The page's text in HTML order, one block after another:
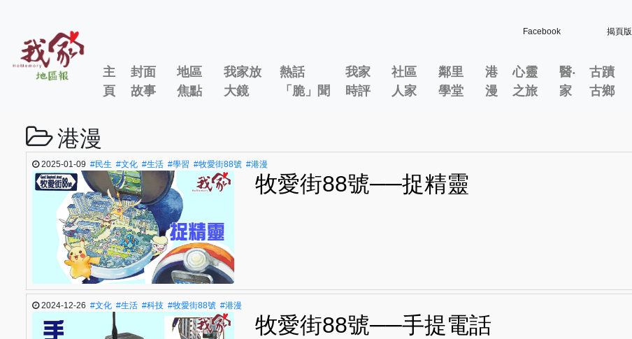
Facebook 揭頁版
主
頁
封面
故事
地區
焦點
我家放
大鏡
熱話
「脆」聞
我家
時評
社區
人家
鄰里
學堂
港
漫
心靈
之旅
醫‧
家
古蹟
古鄉
港漫
2025-01-09 #民生 #文化 #生活 #學習 #牧愛街88號 #港漫
牧愛街88號──捉精靈
2024-12-26 #文化 #生活 #科技 #牧愛街88號 #港漫
牧愛街88號──手提電話